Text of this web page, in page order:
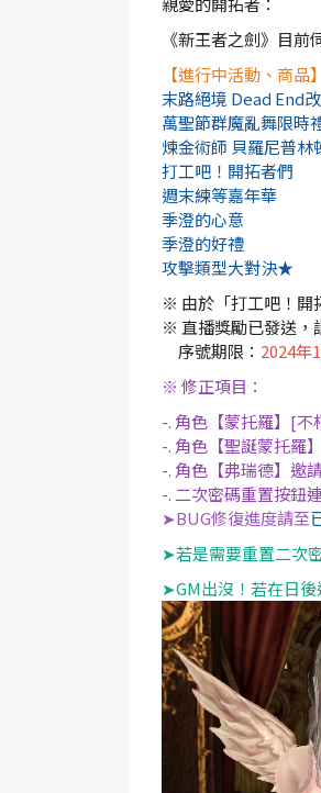
《新王者之劍》目
【進行中活動、商品】
末路絕境 Dead End
萬聖節群魔亂舞限時
煉金術師 貝羅尼普林
打工吧！開拓者們
週末練等嘉年華
季澄的心意
季澄的好禮
攻擊類型大對決★
※ 由於「打工吧！開
※ 直播獎勵已發送，
序號期限： 2024年
※ 修正項目：
-. 角色【蒙托羅】[
-. 角色【聖誕蒙托羅
-. 角色【弗瑞德】邀
-. 二次密碼重置按鈕
➤BUG修復進度請至
➤若是需要重置二次
➤GM出沒！若在日後